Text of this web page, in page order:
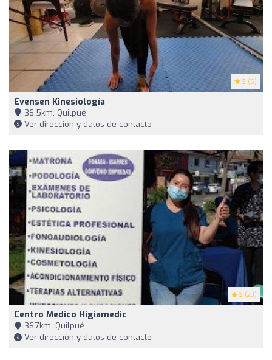
5 (5)
Evensen Kinesiología
36,5km, Quilpué
Ver dirección y datos de contacto
5 (23)
Centro Medico Higiamedic
36,7km, Quilpué
Ver dirección y datos de contacto